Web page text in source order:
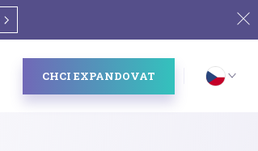
CHCI EXPANDOVAT